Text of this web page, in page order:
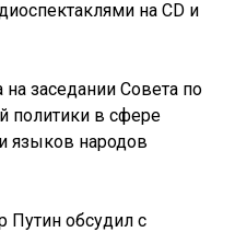
на CD и
заседании Совета по
политики в сфере
языков народов
Путин обсудил с